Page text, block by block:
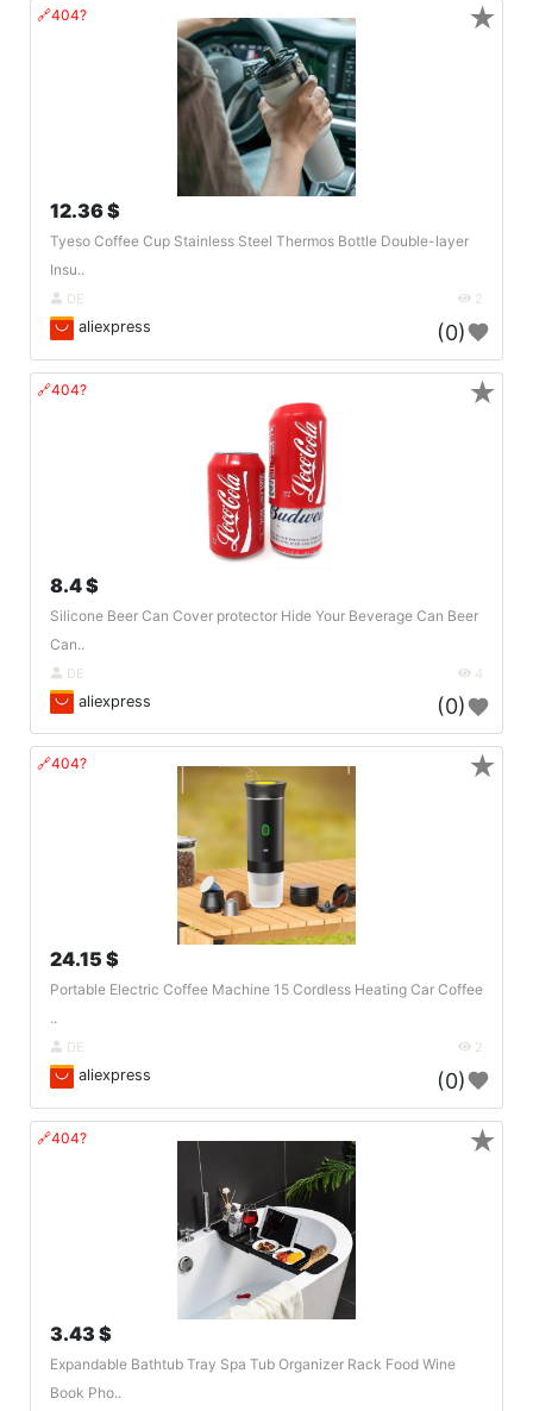
🔗404?
12.36 $
Tyeso Coffee Cup Stainless Steel Thermos Bottle Double-layer
Insu..
DE 2
aliexpress (0)
★
🔗404?
8.4 $
Silicone Beer Can Cover protector Hide Your Beverage Can Beer
Can..
DE 4
aliexpress (0)
★
🔗404?
24.15 $
Portable Electric Coffee Machine 15 Cordless Heating Car Coffee
..
DE 2
aliexpress (0)
★
🔗404?
3.43 $
Expandable Bathtub Tray Spa Tub Organizer Rack Food Wine
Book Pho..
★